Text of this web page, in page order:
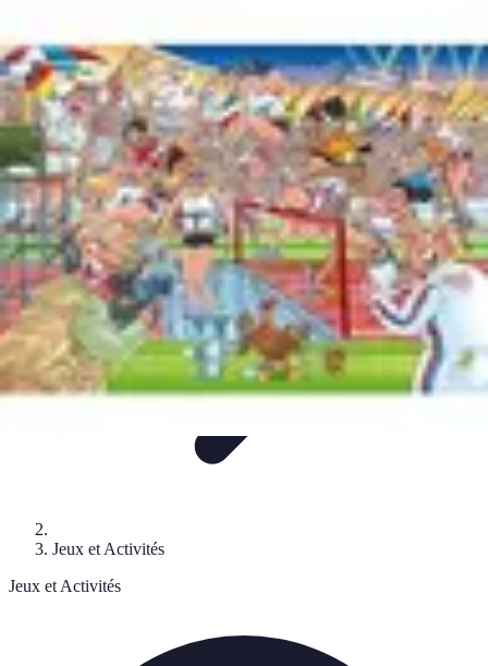
Tutorial
Événements JeuxDIYVoyages
Mega Fun Zone
Jeux et Activités
Jeux et Activités